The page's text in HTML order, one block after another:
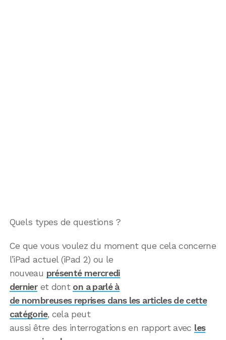
Quels types de questions ?
Ce que vous voulez du moment que cela concerne
l’iPad actuel (iPad 2) ou le
nouveau présenté mercredi
dernieret dont on a parlé à
de nombreuses reprises dans les articles de cette
catégorie, cela peut
aussi être des interrogations en rapport avec les